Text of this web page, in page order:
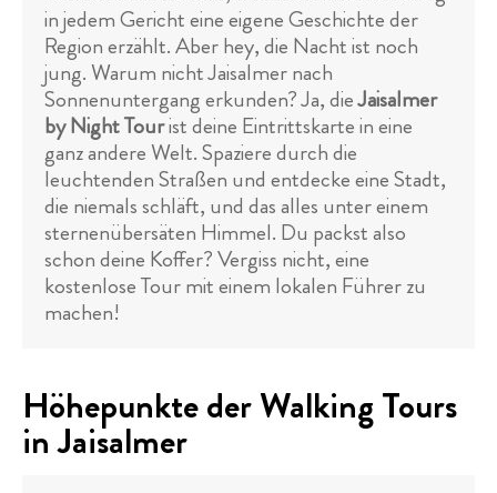
in jedem Gericht eine eigene Geschichte der
Region erzählt. Aber hey, die Nacht ist noch
jung. Warum nicht Jaisalmer nach
Sonnenuntergang erkunden? Ja, dieJaisalmer
by Night Tourist deine Eintrittskarte in eine
ganz andere Welt. Spaziere durch die
leuchtenden Straßen und entdecke eine Stadt,
die niemals schläft, und das alles unter einem
sternenübersäten Himmel. Du packst also
schon deine Koffer? Vergiss nicht, eine
kostenlose Tour mit einem lokalen Führer zu
machen!
Höhepunkte der Walking Tours
in Jaisalmer